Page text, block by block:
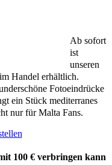
Ab sofort
ist
unseren
Handel erhältlich.
Fotoeindrücke
ein Stück mediterranes
nur für Malta Fans.
100 € verbringen kann